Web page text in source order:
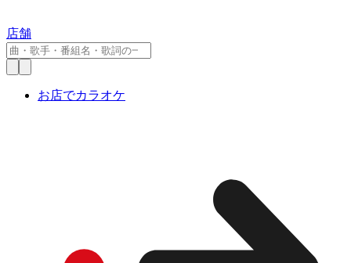
店舗
お店でカラオケ